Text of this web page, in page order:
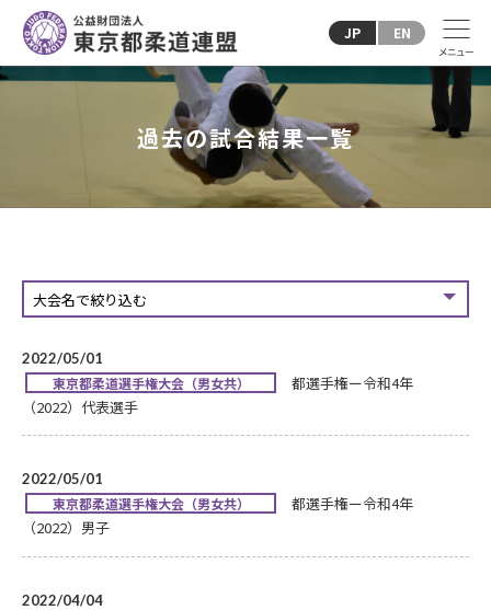
JP EN
過去の試合結果一覧
2022/05/01
東京都柔道選手権大会（男女共）
都選手権ー令和4年
（2022）代表選手
2022/05/01
東京都柔道選手権大会（男女共）
都選手権ー令和4年
（2022）男子
2022/04/04